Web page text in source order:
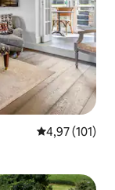
4,97 de uma
4,97 (101)